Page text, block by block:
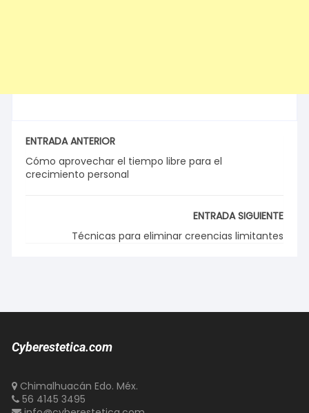
ENTRADA ANTERIOR
Cómo aprovechar el tiempo libre para el
crecimiento personal
ENTRADA SIGUIENTE
Técnicas para eliminar creencias limitantes
Cyberestetica.com
Chimalhuacán Edo. Méx.
56 4145 3495